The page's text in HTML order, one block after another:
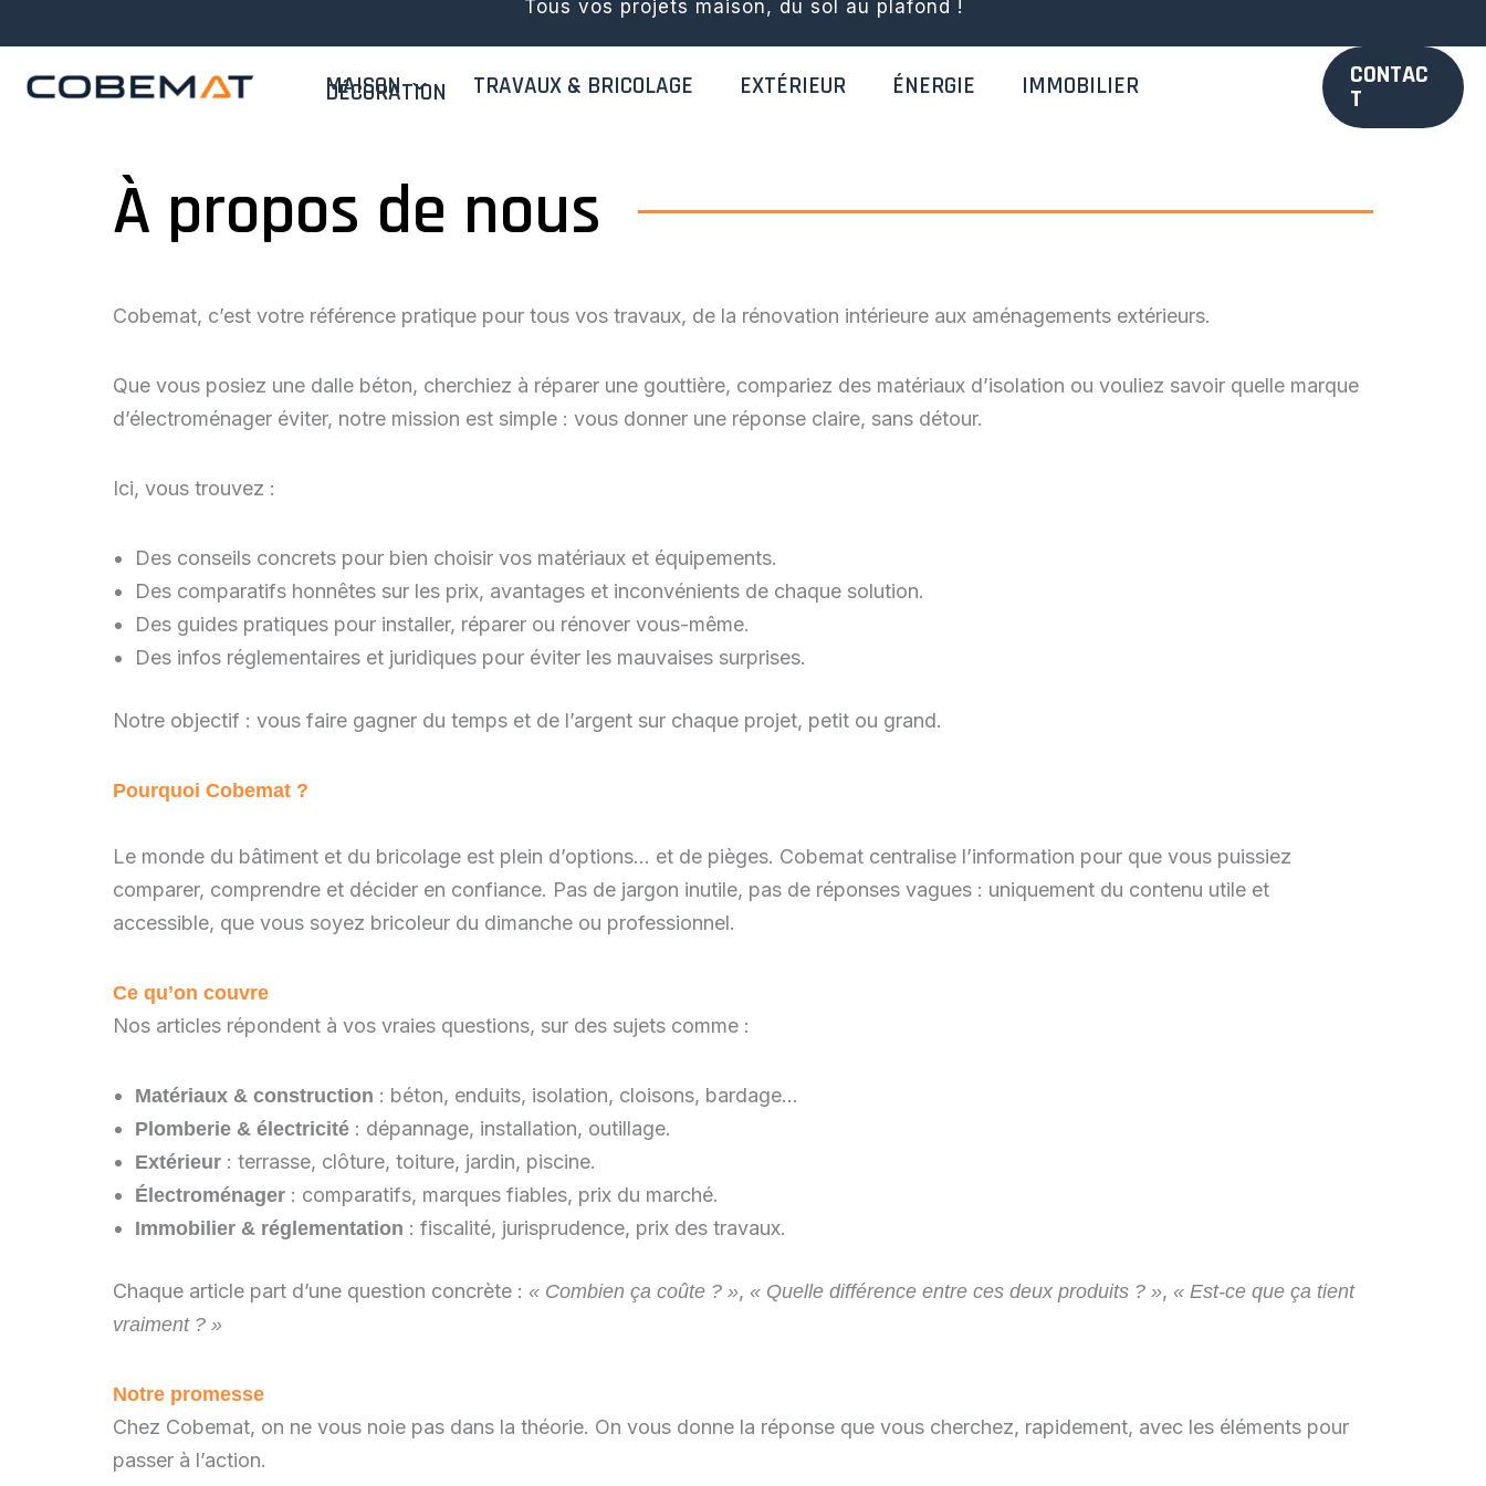
contenu
Tous vos projets maison, du sol au plafond !
MAISON TRAVAUX & BRICOLAGE EXTÉRIEUR ÉNERGIE IMMOBILIER
DÉCORATION
CONTAC
T
À propos de nous
Cobemat, c’est votre référence pratique pour tous vos travaux, de la rénovation intérieure aux aménagements extérieurs.
Que vous posiez une dalle béton, cherchiez à réparer une gouttière, compariez des matériaux d’isolation ou vouliez savoir quelle marque
d’électroménager éviter, notre mission est simple : vous donner une réponse claire, sans détour.
Ici, vous trouvez :
Des conseils concrets pour bien choisir vos matériaux et équipements.
Des comparatifs honnêtes sur les prix, avantages et inconvénients de chaque solution.
Des guides pratiques pour installer, réparer ou rénover vous-même.
Des infos réglementaires et juridiques pour éviter les mauvaises surprises.
Notre objectif : vous faire gagner du temps et de l’argent sur chaque projet, petit ou grand.
Pourquoi Cobemat ?
Le monde du bâtiment et du bricolage est plein d’options… et de pièges. Cobemat centralise l’information pour que vous puissiez
comparer, comprendre et décider en confiance. Pas de jargon inutile, pas de réponses vagues : uniquement du contenu utile et
accessible, que vous soyez bricoleur du dimanche ou professionnel.
Ce qu’on couvre
Nos articles répondent à vos vraies questions, sur des sujets comme :
Matériaux & construction : béton, enduits, isolation, cloisons, bardage…
Plomberie & électricité : dépannage, installation, outillage.
Extérieur : terrasse, clôture, toiture, jardin, piscine.
Électroménager : comparatifs, marques fiables, prix du marché.
Immobilier & réglementation : fiscalité, jurisprudence, prix des travaux.
Chaque article part d’une question concrète : « Combien ça coûte ? », « Quelle différence entre ces deux produits ? », « Est-ce que ça tient
vraiment ? »
Notre promesse
Chez Cobemat, on ne vous noie pas dans la théorie. On vous donne la réponse que vous cherchez, rapidement, avec les éléments pour
passer à l’action.